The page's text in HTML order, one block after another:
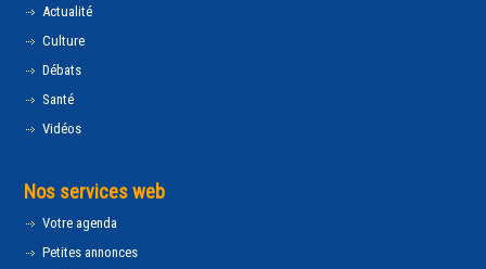
Actualité
Culture
Débats
Santé
Vidéos
Nos services web
Votre agenda
Petites annonces